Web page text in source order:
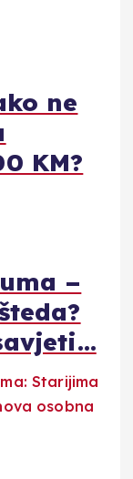
ne
KM?
–